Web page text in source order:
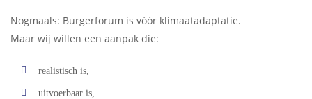
Nogmaals: Burgerforum is vóór klimaatadaptatie.
Maar wij willen een aanpak die:
realistisch is,
uitvoerbaar is,